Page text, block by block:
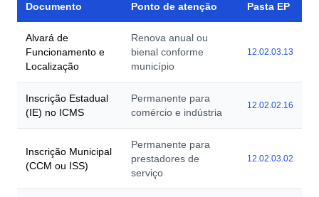
Documento Ponto de atenção Pasta EP
Alvará de
Funcionamento e
Localização
Renova anual ou
bienal conforme
município
12.02.03.13
Inscrição Estadual
(IE) no ICMS
Permanente para
comércio e indústria
12.02.02.16
Inscrição Municipal
(CCM ou ISS)
Permanente para
prestadores de
serviço
12.02.03.02